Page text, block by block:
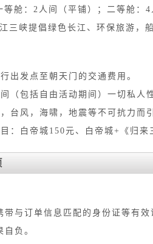
等舱：2人间（平铺）；二等舱：
三峡提倡绿色长江、环保旅游，
出发点至朝天门的交通费用。
（包括自由活动期间）一切私人
台风，海啸，地震等不可抗力而
：白帝城150元、白帝城+《归
带与订单信息匹配的身份证等有
自负。